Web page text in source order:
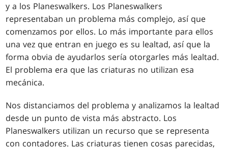
y a los Planeswalkers. Los Planeswalkers
representaban un problema más complejo, así que
comenzamos por ellos. Lo más importante para ellos
una vez que entran en juego es su lealtad, así que la
forma obvia de ayudarlos sería otorgarles más lealtad.
El problema era que las criaturas no utilizan esa
mecánica.
Nos distanciamos del problema y analizamos la lealtad
desde un punto de vista más abstracto. Los
Planeswalkers utilizan un recurso que se representa
con contadores. Las criaturas tienen cosas parecidas,